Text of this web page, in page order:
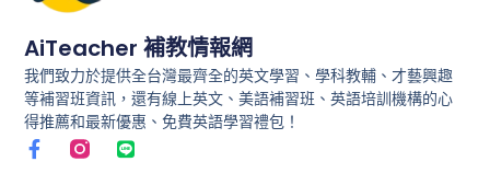
AiTeacher 補教情報網
我們致力於提供全台灣最齊全的英文學習、學科教輔、才藝興趣
等補習班資訊，還有線上英文、美語補習班、英語培訓機構的心
得推薦和最新優惠、免費英語學習禮包！
F
a
L
i